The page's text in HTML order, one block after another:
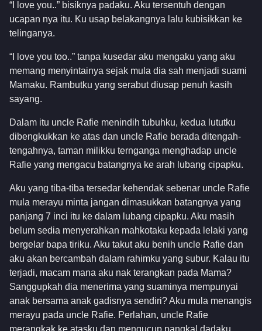
“I love you..” bisiknya padaku. Aku tersentuh dengan
ucapan nya itu. Ku usap belakangnya lalu kubisikkan ke
telinganya.
“I love you too..” tanpa kusedar aku mengaku yang aku
memang menyintainya sejak mula dia sah menjadi suami
Mamaku. Rambutku yang serabut diusap penuh kasih
sayang.
Dalam itu uncle Rafie menindih tubuhku, kedua lututku
dibengkukkan ke atas dan uncle Rafie berada ditengah-
tengahnya, taman milikku ternganga menghadap uncle
Rafie yang mengacu batangnya ke arah lubang cipapku.
Aku yang tiba-tiba tersedar kehendak sebenar uncle Rafie
mula merayu minta jangan dimasukkan batangnya yang
panjang 7 inci itu ke dalam lubang cipapku. Aku masih
belum sedia menyerahkan mahkotaku kepada lelaki yang
bergelar bapa tiriku. Aku takut aku benih uncle Rafie dan
aku akan bercambah dalam rahimku yang subur. Kalau itu
terjadi, macam mana aku nak terangkan pada Mama?
Sanggupkah dia menerima yang suaminya mempunyai
anak bersama anak gadisnya sendiri? Aku mula menangis
merayu pada uncle Rafie. Perlahan, uncle Rafie